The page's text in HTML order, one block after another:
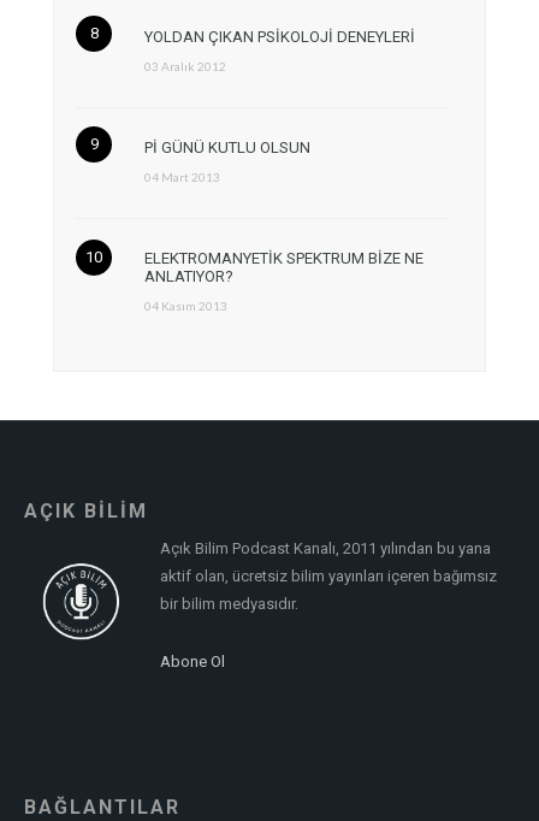
YOLDAN ÇIKAN PSİKOLOJİ DENEYLERİ
03 Aralık 2012
Pİ GÜNÜ KUTLU OLSUN
04 Mart 2013
ELEKTROMANYETİK SPEKTRUM BİZE NE
ANLATIYOR?
04 Kasım 2013
AÇIK BİLİM
Açık Bilim Podcast Kanalı, 2011 yılından bu yana
aktif olan, ücretsiz bilim yayınları içeren bağımsız
bir bilim medyasıdır.
Abone Ol
BAĞLANTILAR